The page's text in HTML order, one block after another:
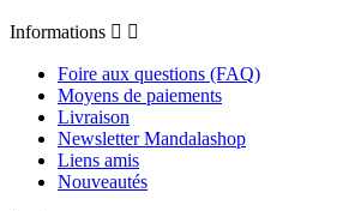
Informations  
Foire aux questions (FAQ)
Moyens de paiements
Livraison
Newsletter Mandalashop
Liens amis
Nouveautés